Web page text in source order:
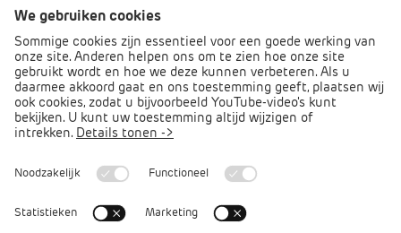
Direct naar
Podcast PO praat
Arbocatalogus PO
Arbomeester